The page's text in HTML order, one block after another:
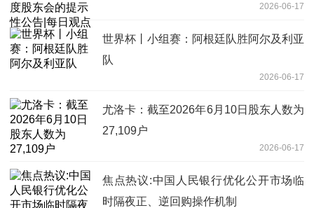
2026-06-17
世界杯丨小组赛：阿根廷队胜阿尔及利亚
队
2026-06-17
尤洛卡：截至2026年6月10日股东人数为
27,109户
2026-06-17
焦点热议:中国人民银行优化公开市场临
时隔夜正、逆回购操作机制